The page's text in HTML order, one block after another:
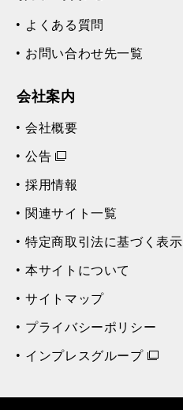
よくある質問
お問い合わせ先一覧
会社案内
会社概要
公告
採用情報
関連サイト一覧
特定商取引法に基づく表示
本サイトについて
サイトマップ
プライバシーポリシー
インプレスグループ